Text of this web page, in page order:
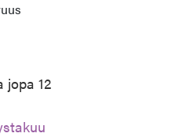
jopa 12